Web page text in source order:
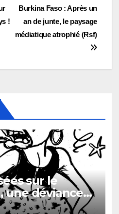
Burkina Faso : Après un
an de junte, le paysage
médiatique atrophié (Rsf)
!
sur le
une déviance
l’humanité